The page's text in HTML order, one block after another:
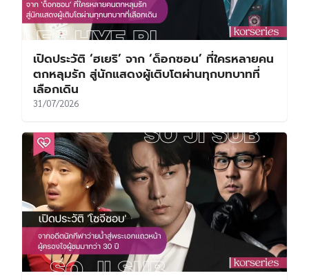
เปิดประวัติ ‘ฮเยริ’ จาก ‘ด็อกซอน’ ที่ใครหลายคน
ตกหลุมรัก สู่นักแสดงผู้เติบโตผ่านทุกบทบาทที่
เลือกเดิน
31/07/2026